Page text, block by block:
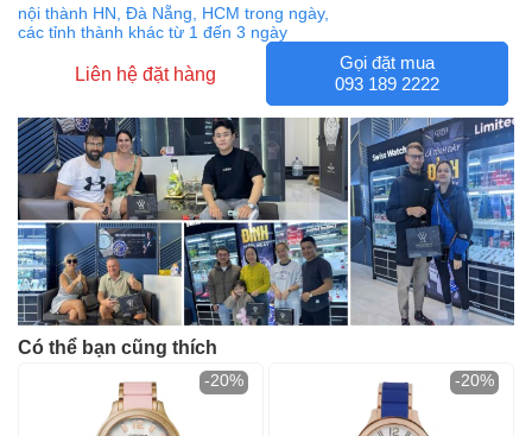
nội thành HN, Đà Nẵng, HCM trong ngày,
các tỉnh thành khác từ 1 đến 3 ngày
Liên hệ đặt hàng
Gọi đặt mua
093 189 2222
Có thể bạn cũng thích
-20% -20%